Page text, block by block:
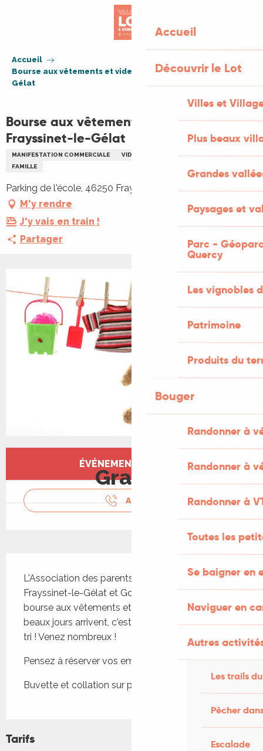
Accueil
Découvrir le Lot
Villes et
Plus beaux
Grandes
Paysages et
Parc -
Quercy
Les vignobles
Patrimoine
Produits du
Bouger
Randonner à
Randonner à
Randonner à
Toutes les
Se baigner en
Naviguer en
Autres
Les trails
Pêcher
Escalade
Accueil
Bourse aux vêtements et vide-greniers à Frayssinet-le-
Gélat
Bourse aux vêtements et vide-greniers à
Frayssinet-le-Gélat
MANIFESTATION COMMERCIALE VIDE GRENIERS BRADERIE
ENFANTS
FAMILLE
Parking de l'école, 46250 Frayssinet-le-Gélat
M'y rendre
J'y vais en train !
Partager
+1 PHOTO
Ouverture et coordonnées
ÉVÉNEMENT TERMINÉ
Gratuit
APPELER
L'Association des parents d'élèves des écoles de
Frayssinet-le-Gélat et Goujounac organise une
bourse aux vêtements et un vide-greniers. Les
beaux jours arrivent, c'est le moment de faire du
tri ! Venez nombreux !
Pensez à réserver vos emplacements !
Buvette et collation sur place.
Tarifs